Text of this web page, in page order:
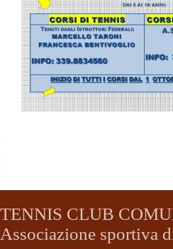
TENNIS CLUB
Associazione sportiva